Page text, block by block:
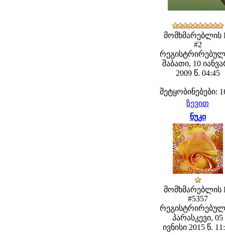
მომხმარებლის
#2
შაბათი, 10
2009 წ. 04:45
შეტყობინებები:
ზევით
ნუკი
მომხმარებლის
#5357
პარასკევი, 05
ივნისი 2015 წ.